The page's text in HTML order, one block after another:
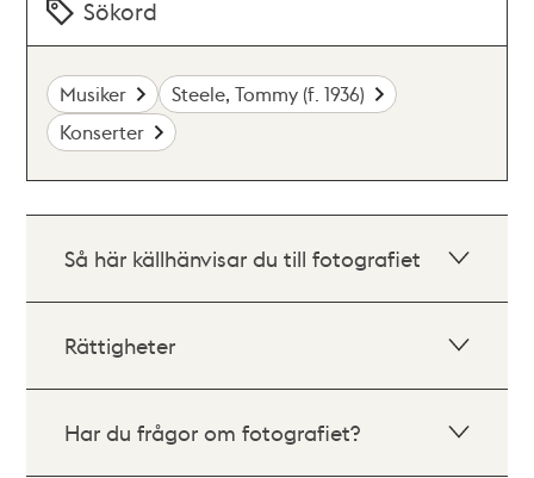
Sökord
Musiker
Steele, Tommy (f. 1936)
Konserter
Så här källhänvisar du till fotografiet
Rättigheter
Har du frågor om fotografiet?